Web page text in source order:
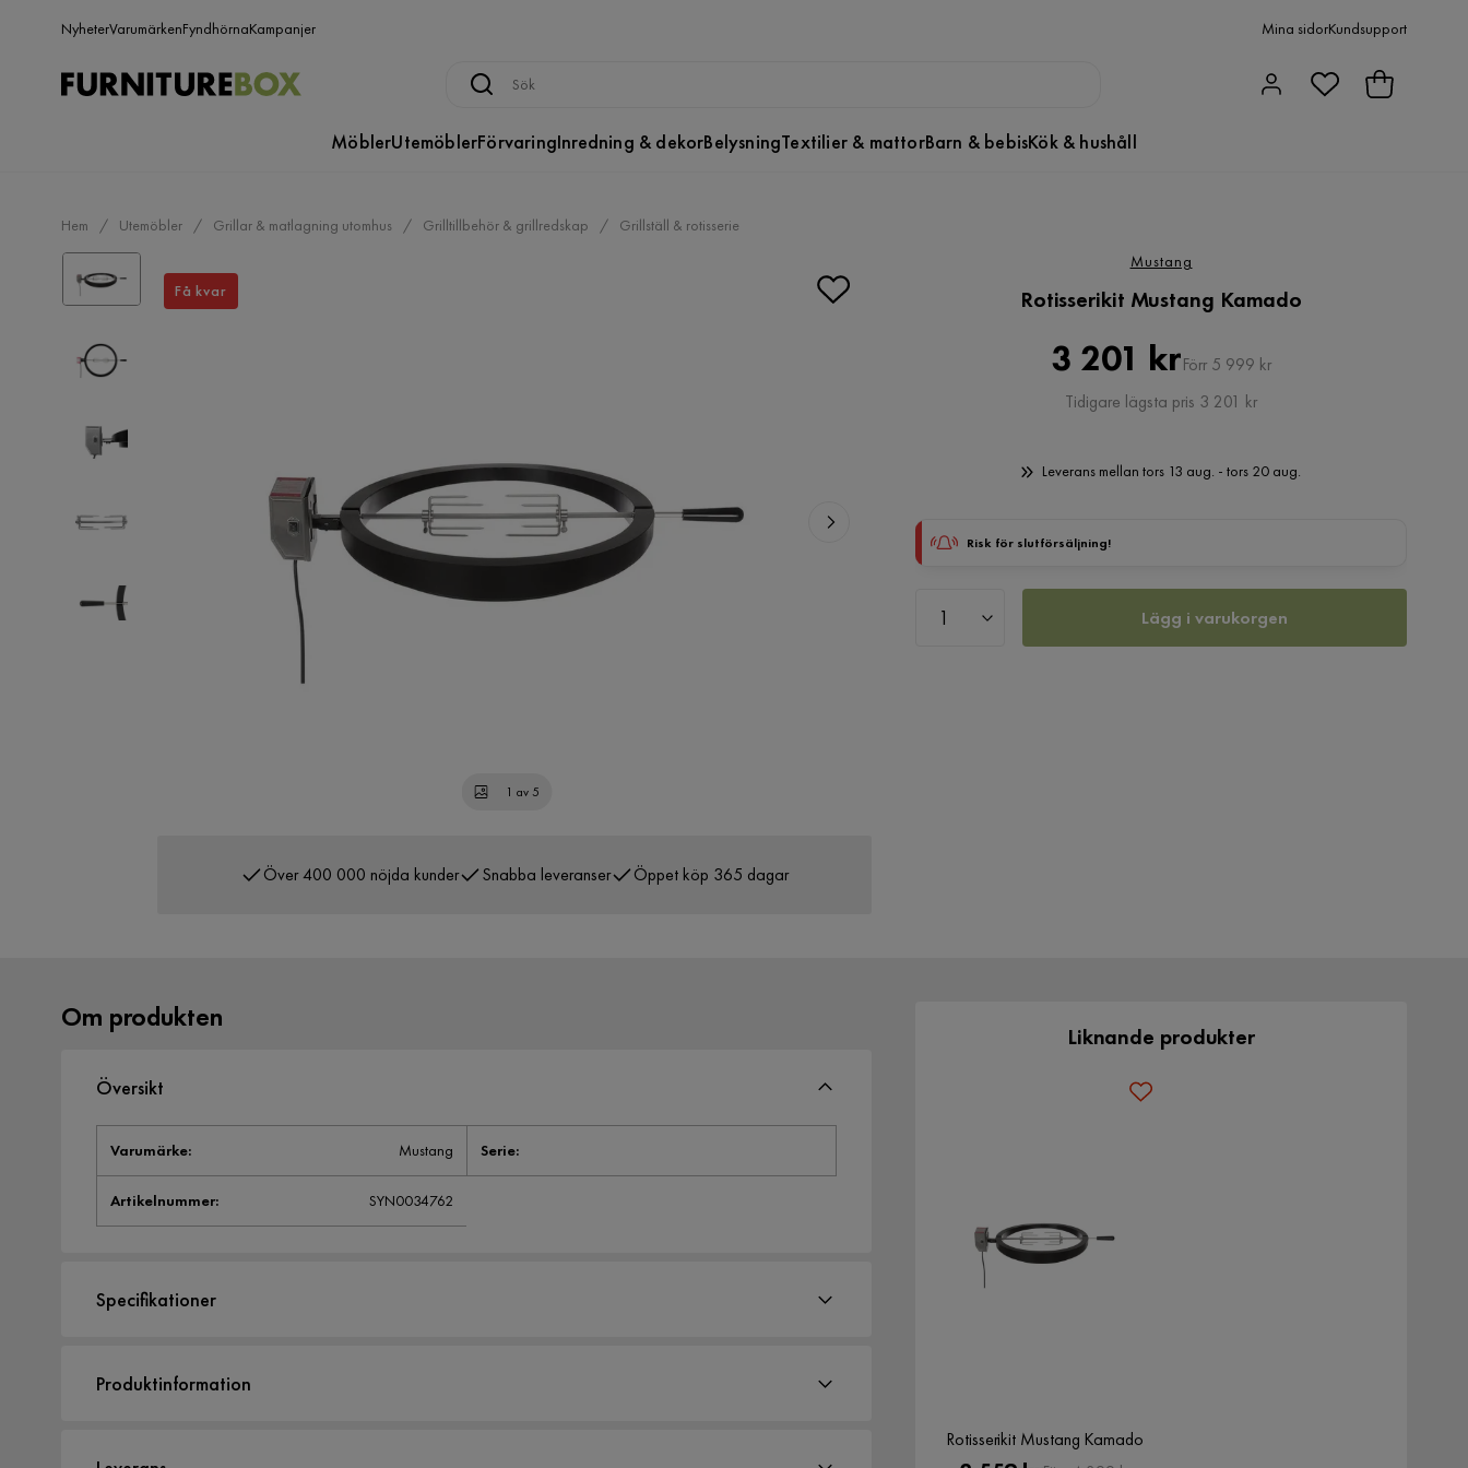
NyheterVarumärkenFyndhörnaKampanjer Mina sidorKundsupport
MöblerUtemöblerFörvaringInredning & dekorBelysningTextilier & mattorBarn & bebisKök & hushåll
Hem Utemöbler Grillar & matlagning utomhus Grilltillbehör & grillredskap Grillställ & rotisserie
Få kvar
1 av 5
Över 400 000 nöjda kunder Snabba leveranser Öppet köp 365 dagar
Mustang
Rotisserikit Mustang Kamado
Pris
3 201 krOriginal
Pris
Förr 5 999 kr
Tidigare lägsta pris 3 201 kr
Leverans mellan tors 13 aug. - tors 20 aug.
Risk för slutförsäljning!
Lägg i varukorgen
Om produkten
Översikt
Varumärke: Mustang Serie:
Artikelnummer: SYN0034762
Specifikationer
Övrigt
Produktinformation
Liknande produkter
Rotisserikit Mustang Kamado